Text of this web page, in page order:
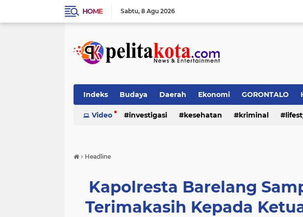
HOME Sabtu 8 Agu 2026
Indeks Budaya Daerah Ekonomi GORONTALO
Pendidikan Politik Sosial
Video investigasi kesehatan kriminal
› Headline
Kapolresta Barelang
Terimakasih Kepada